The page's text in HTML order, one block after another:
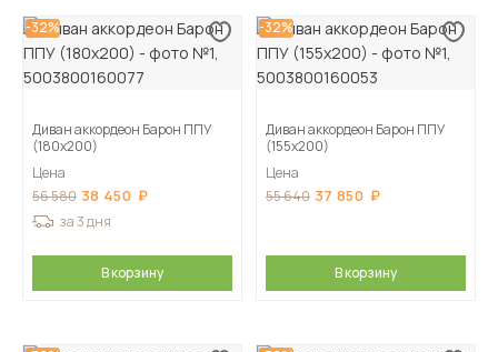
-32%
Диван аккордеон Барон ППУ
(180х200)
Цена
56 580 38 450
за 3 дня
В корзину
-32%
Диван аккордеон Барон ППУ
(155х200)
Цена
55 640 37 850
В корзину